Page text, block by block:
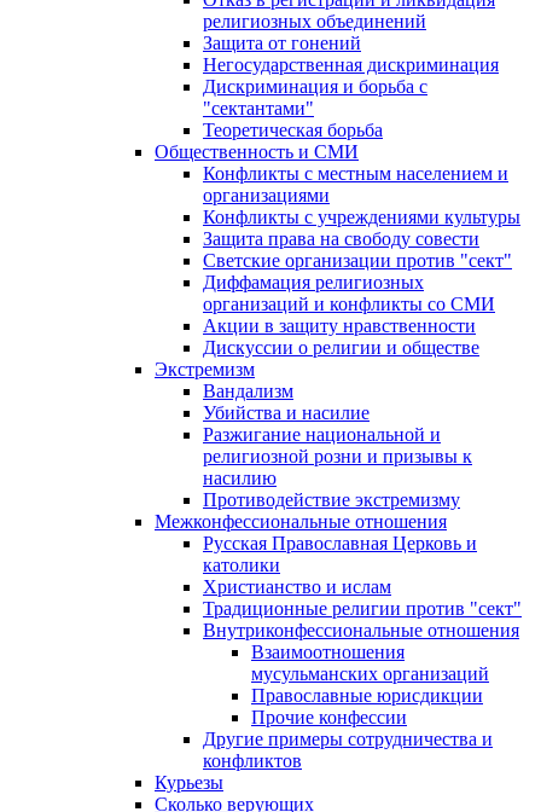
религиозных объединений
Защита от гонений
Негосударственная дискриминация
Дискриминация и борьба с
"сектантами"
Теоретическая борьба
Общественность и СМИ
Конфликты с местным населением и
организациями
Конфликты с учреждениями культуры
Защита права на свободу совести
Светские организации против "сект"
Диффамация религиозных
организаций и конфликты со СМИ
Акции в защиту нравственности
Дискуссии о религии и обществе
Экстремизм
Вандализм
Убийства и насилие
Разжигание национальной и
религиозной розни и призывы к
насилию
Противодействие экстремизму
Межконфессиональные отношения
Русская Православная Церковь и
католики
Христианство и ислам
Традиционные религии против "сект"
Внутриконфессиональные отношения
Взаимоотношения
мусульманских организаций
Православные юрисдикции
Прочие конфессии
Другие примеры сотрудничества и
конфликтов
Курьезы
Сколько верующих